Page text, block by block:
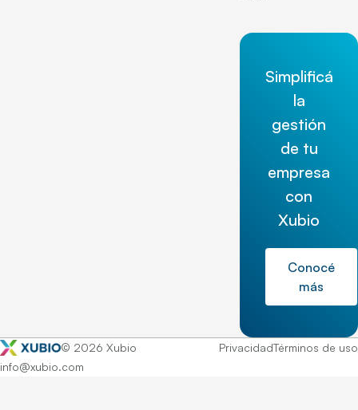
Simplificá
la
gestión
de tu
empresa
con
Xubio
Conocé
más
© 2026 Xubio PrivacidadTérminos de uso
info@xubio.com